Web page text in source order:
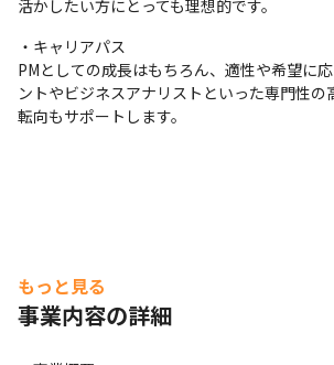
活かしたい方にとっても理想的です。
・キャリアパス
PMとしての成長はもちろん、適性や希望に
ントやビジネスアナリストといった専門性の
転向もサポートします。
もっと見る
事業内容の詳細